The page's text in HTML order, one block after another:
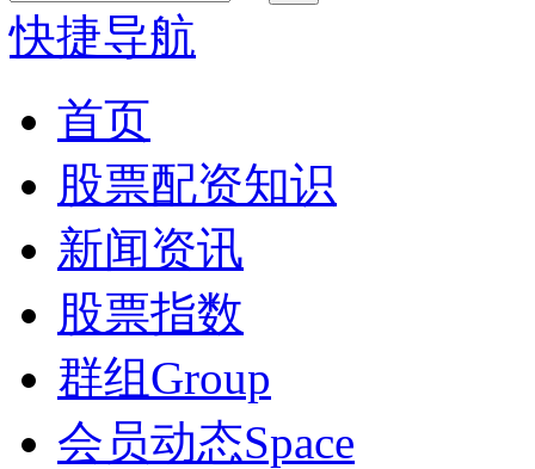
快捷导航
首页
股票配资知识
新闻资讯
股票指数
群组 Group
会员动态Space